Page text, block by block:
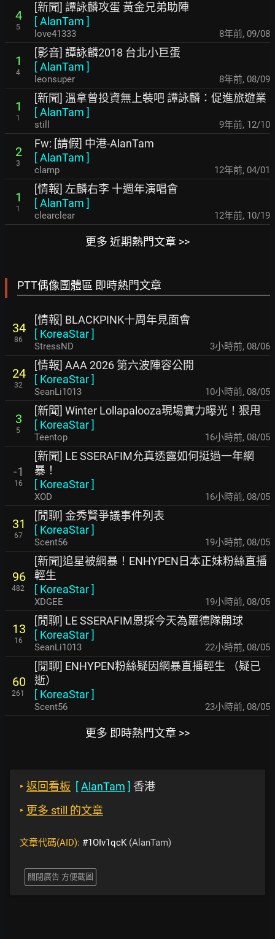
4
5
[新聞] 譚詠麟攻蛋 黃金兄弟助陣
[AlanTam ]
love41333 8年前, 09/08
1
4
[影音] 譚詠麟2018 台北小巨蛋
[AlanTam ]
leonsuper 8年前, 08/09
1
1
[新聞] 溫拿曾投資無上裝吧 譚詠麟：促進旅遊業
[AlanTam ]
still 9年前, 12/10
2
3
Fw: [請假] 中港-AlanTam
[AlanTam ]
clamp 12年前, 04/01
1
1
[情報] 左麟右李 十週年演唱會
[AlanTam ]
clearclear 12年前, 10/19
更多 近期熱門文章 >>
PTT偶像團體區 即時熱門文章
34
86
[情報] BLACKPINK十周年見面會
[ KoreaStar]
StressND 3小時前, 08/06
24
32
[情報] AAA 2026 第六波陣容公開
[ KoreaStar]
SeanLi1013 10小時前, 08/05
3
5
[新聞] Winter Lollapalooza現場實力曝光！狠甩
[ KoreaStar]
Teentop 16小時前, 08/05
-1
16
[新聞] LE SSERAFIM允真透露如何挺過一年網
暴！
[ KoreaStar]
XOD 16小時前, 08/05
31
67
[閒聊] 金秀賢爭議事件列表
[ KoreaStar]
Scent56 19小時前, 08/05
96
482
[新聞]追星被網暴！ENHYPEN日本正妹粉絲直播
輕生
[ KoreaStar]
XDGEE 19小時前, 08/05
13
16
[閒聊] LE SSERAFIM恩採今天為羅德隊開球
[ KoreaStar]
SeanLi1013 22小時前, 08/05
60
261
[閒聊] ENHYPEN粉絲疑因網暴直播輕生 （疑已
逝）
[ KoreaStar]
Scent56 23小時前, 08/05
更多 即時熱門文章 >>
‣ 返回看板 [AlanTam ] 香港
‣ 更多 still 的文章
文章代碼(AID): #1OIv1qcK(AlanTam)
關閉廣告 方便截圖